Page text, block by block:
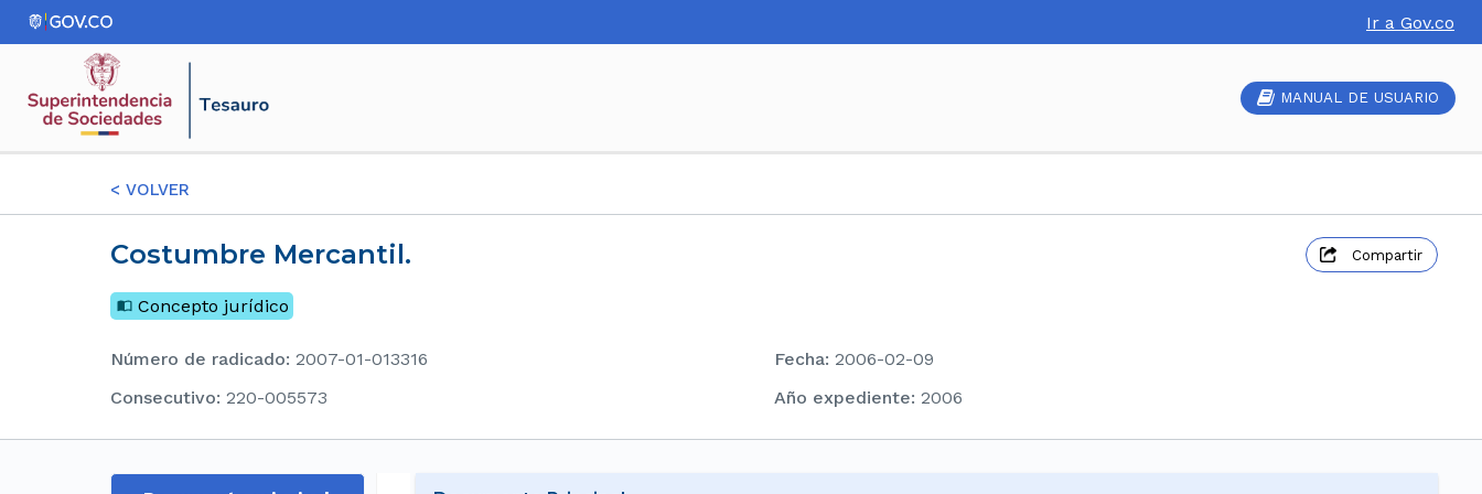
Ir a Gov.co
MANUAL DE USUARIO
< VOLVER
Costumbre Mercantil. Compartir
Concepto jurídico
Número de radicado: 2007-01-013316 Fecha: 2006-02-09
consecutivo: 220-005573 Año expediente: 2006